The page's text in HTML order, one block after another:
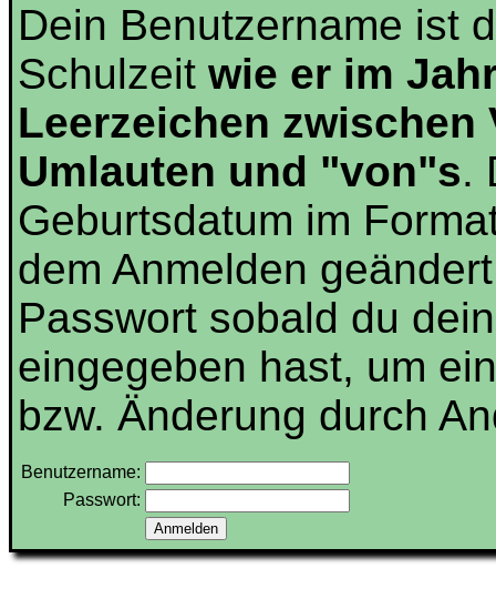
Dein Benutzername ist
Schulzeit wie er im
Leerzeichen zwischen
Umlauten und "von"s.
Geburtsdatum im
dem Anmelden
Passwort sobald du
eingegeben hast, um
bzw. Änderung durch
Benutzername:
Passwort: